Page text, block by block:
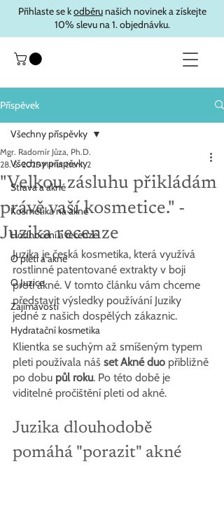
Přihlaste se kodběrunašich novinek a získejte
10% slevu na 1. objednávku.
Příspěvek
Všechny příspěvky
Strava a akné
Kosmetika na akné
Hodnocení a recenze
O pleti a akné
O Juzice
Zajímavosti
Hydratační kosmetika
Všechny příspěvky
"Velkou zásluhu přikládám
právě vaší kosmetice." -
Juzika recenze
Mgr. Radomír Jůza, Ph.D.
28. 5. 2025 Minut čtení: 2
Juzika je česká kosmetika, která využívá
rostlinné patentované extrakty v boji
proti akné. V tomto článku vám chceme
představit výsledky používání Juziky
jedné z našich dospělých zákaznic.
Klientka se suchým až smíšeným typem
pleti používala náš set Akné duo přibližně
po dobu půl roku. Po této době je
viditelné pročištění pleti od akné.
Juzika dlouhodobě
pomáhá "porazit" akné